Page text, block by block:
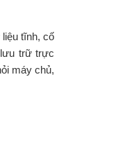
tĩnh, cố
trữ trực
máy chủ,